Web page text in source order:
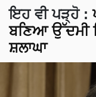
ਇਹ ਵੀ ਪੜ੍ਹੋ :
ਬਣਿਆ ਉੱਦਮੀ
ਸ਼ਲਾਘਾ